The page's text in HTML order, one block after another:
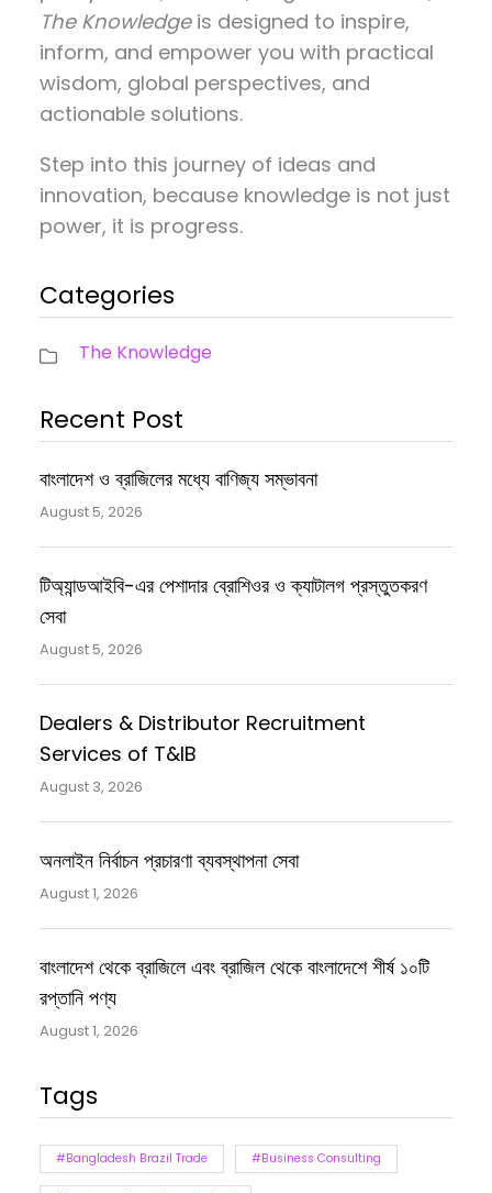
The Knowledgeis designed to inspire,
inform, and empower you with practical
wisdom, global perspectives, and
actionable solutions.
Step into this journey of ideas and
innovation, because knowledge is not just
power, it is progress.
Categories
The Knowledge
Recent Post
বাংলাদেশ ও ব্রাজিলের মধ্যে বাণিজ্য সম্ভাবনা
August 5, 2026
টিঅ্যান্ডআইবি-এর পেশাদার ব্রোশিওর ও ক্যাটালগ প্রস্তুতকরণ
সেবা
August 5, 2026
Dealers & Distributor Recruitment
Services of T&IB
August 3, 2026
অনলাইন নির্বাচন প্রচারণা ব্যবস্থাপনা সেবা
August 1, 2026
বাংলাদেশ থেকে ব্রাজিলে এবং ব্রাজিল থেকে বাংলাদেশে শীর্ষ ১০টি
রপ্তানি পণ্য
August 1, 2026
Tags
#Bangladesh Brazil Trade #Business Consulting